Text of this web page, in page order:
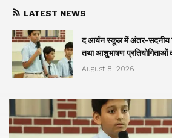
LATEST NEWS
द आर्यन स्कूल में अंतर-सदनीय
तथा आशुभाषण
August 8, 2026